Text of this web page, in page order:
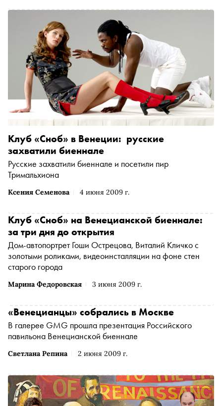
Ксения Семенова 4 июня 2009 г.
Клуб «Сноб» в Венеции: русские
захватили биеннале
Русские захватили биеннале и посетили пир
Тримальхиона
Марина Федоровская 3 июня 2009 г.
Клуб «Сноб» на Венецианской биеннале:
за три дня до открытия
Дом-автопортрет Гоши Острецова, Виталий Кличко с
золотыми роликами, видеоинсталляции на фоне стен
старого города
Светлана Репина 2 июня 2009 г.
«Венецианцы» собрались в Москве
В галерее GMG прошла презентация Российского
павильона Венецианской биеннале